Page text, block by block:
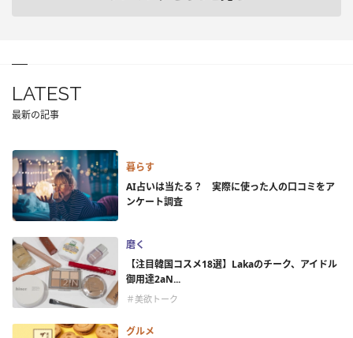
LATEST
最新の記事
暮らす
AI占いは当たる？ 実際に使った人の口コミをア
ンケート調査
磨く
【注目韓国コスメ18選】Lakaのチーク、アイドル
御用達2aN...
＃美欲トーク
グルメ